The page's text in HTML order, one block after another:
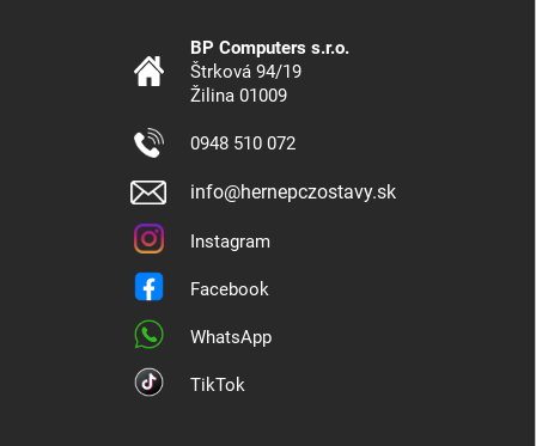
BP Computers s.r.o.
Štrková 94/19
Žilina 01009
0948 510 072
info@hernepczostavy.sk
Instagram
Facebook
WhatsApp
TikTok